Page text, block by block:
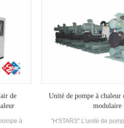
de la capacité de
de la température Exigences.
de
à
Unité de pompe à chaleur
modulaire
"H'STARS" L'unité de